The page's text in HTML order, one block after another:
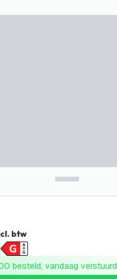
btw
besteld, vandaag verstuurd